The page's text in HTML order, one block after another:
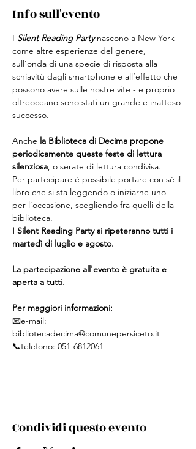
Info sull'evento
I Silent Reading Party nascono a New York -
come altre esperienze del genere,
sull’onda di una specie di risposta alla
schiavitù dagli smartphone e all’effetto che
possono avere sulle nostre vite - e proprio
oltreoceano sono stati un grande e inatteso
successo.
Anche la Biblioteca di Decima propone
periodicamente queste feste di lettura
silenziosa, o serate di lettura condivisa.
Per partecipare è possibile portare con sé il
libro che si sta leggendo o iniziarne uno
per l’occasione, scegliendo fra quelli della
biblioteca.
I Silent Reading Party si ripeteranno tutti i
martedì di luglio e agosto.
La partecipazione all'evento è gratuita e
aperta a tutti.
Per maggiori informazioni:
📧​e-mail:
bibliotecadecima@comunepersiceto.it
📞​telefono: 051-6812061
Condividi questo evento